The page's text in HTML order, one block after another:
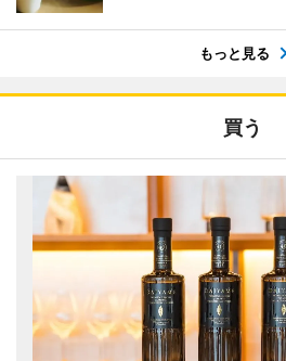
もっと見る
買う